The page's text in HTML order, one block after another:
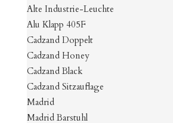
Alte Industrie-Leuchte
Alu Klapp 405F
Cadzand Doppelt
Cadzand Honey
Cadzand Black
Cadzand Sitzauflage
Madrid
Madrid Barstuhl